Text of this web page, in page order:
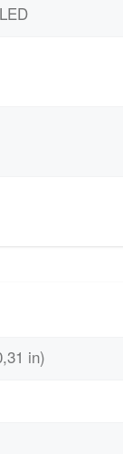
in)